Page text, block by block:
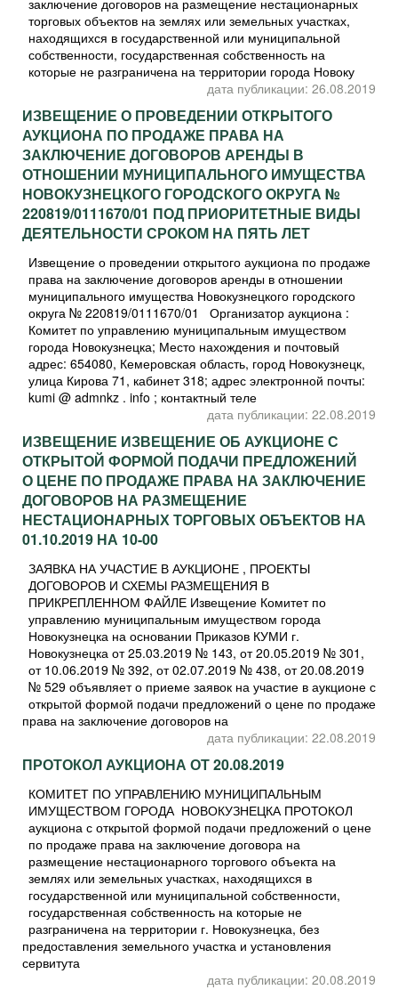
торговых объектов на землях или земельных участках,
находящихся в государственной или муниципальной
собственности, государственная собственность на
которые не разграничена на территории города Новоку
дата публикации: 26.08.2019
ИЗВЕЩЕНИЕ О ПРОВЕДЕНИИ ОТКРЫТОГО
АУКЦИОНА ПО ПРОДАЖЕ ПРАВА НА
ЗАКЛЮЧЕНИЕ ДОГОВОРОВ АРЕНДЫ В
ОТНОШЕНИИ МУНИЦИПАЛЬНОГО ИМУЩЕСТВА
НОВОКУЗНЕЦКОГО ГОРОДСКОГО ОКРУГА №
220819/0111670/01 ПОД ПРИОРИТЕТНЫЕ ВИДЫ
ДЕЯТЕЛЬНОСТИ СРОКОМ НА ПЯТЬ ЛЕТ
Извещение о проведении открытого аукциона по продаже
права на заключение договоров аренды в отношении
муниципального имущества Новокузнецкого городского
округа № 220819/0111670/01 Организатор аукциона :
Комитет по управлению муниципальным имуществом
города Новокузнецка; Место нахождения и почтовый
адрес: 654080, Кемеровская область, город Новокузнецк,
улица Кирова 71, кабинет 318; адрес электронной почты:
kumi @ admnkz . info ; контактный теле
дата публикации: 22.08.2019
ИЗВЕЩЕНИЕ ИЗВЕЩЕНИЕ ОБ АУКЦИОНЕ С
ОТКРЫТОЙ ФОРМОЙ ПОДАЧИ ПРЕДЛОЖЕНИЙ
О ЦЕНЕ ПО ПРОДАЖЕ ПРАВА НА ЗАКЛЮЧЕНИЕ
ДОГОВОРОВ НА РАЗМЕЩЕНИЕ
НЕСТАЦИОНАРНЫХ ТОРГОВЫХ ОБЪЕКТОВ НА
01.10.2019 НА 10-00
ЗАЯВКА НА УЧАСТИЕ В АУКЦИОНЕ , ПРОЕКТЫ
ДОГОВОРОВ И СХЕМЫ РАЗМЕЩЕНИЯ В
ПРИКРЕПЛЕННОМ ФАЙЛЕ Извещение Комитет по
управлению муниципальным имуществом города
Новокузнецка на основании Приказов КУМИ г.
Новокузнецка от 25.03.2019 № 143, от 20.05.2019 № 301,
от 10.06.2019 № 392, от 02.07.2019 № 438, от 20.08.2019
№ 529 объявляет о приеме заявок на участие в аукционе с
открытой формой подачи предложений о цене по продаже
права на заключение договоров на
дата публикации: 22.08.2019
ПРОТОКОЛ АУКЦИОНА ОТ 20.08.2019
КОМИТЕТ ПО УПРАВЛЕНИЮ МУНИЦИПАЛЬНЫМ
ИМУЩЕСТВОМ ГОРОДА НОВОКУЗНЕЦКА ПРОТОКОЛ
аукциона с открытой формой подачи предложений о цене
по продаже права на заключение договора на
размещение нестационарного торгового объекта на
землях или земельных участках, находящихся в
государственной или муниципальной собственности,
государственная собственность на которые не
разграничена на территории г. Новокузнецка, без
предоставления земельного участка и установления
сервитута
дата публикации: 20.08.2019